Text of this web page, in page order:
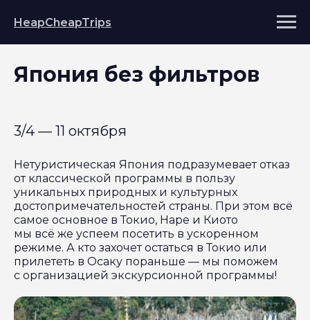
HeapCheapTrips
Япония без фильтров
3/4 — 11 октября
Нетуристическая Япония подразумевает отказ
от классической программы в пользу
уникальных природных и культурных
достопримечательностей страны. При этом всё
самое основное в Токио, Наре и Киото
мы всё же успеем посетить в ускоренном
режиме. А кто захочет остаться в Токио или
прилететь в Осаку пораньше — мы поможем
с организацией экскурсионной программы!